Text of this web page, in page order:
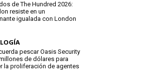
de The Hundred 2026:
resiste en un
igualada con London
pescar Oasis Security
de dólares para
la proliferación de agentes